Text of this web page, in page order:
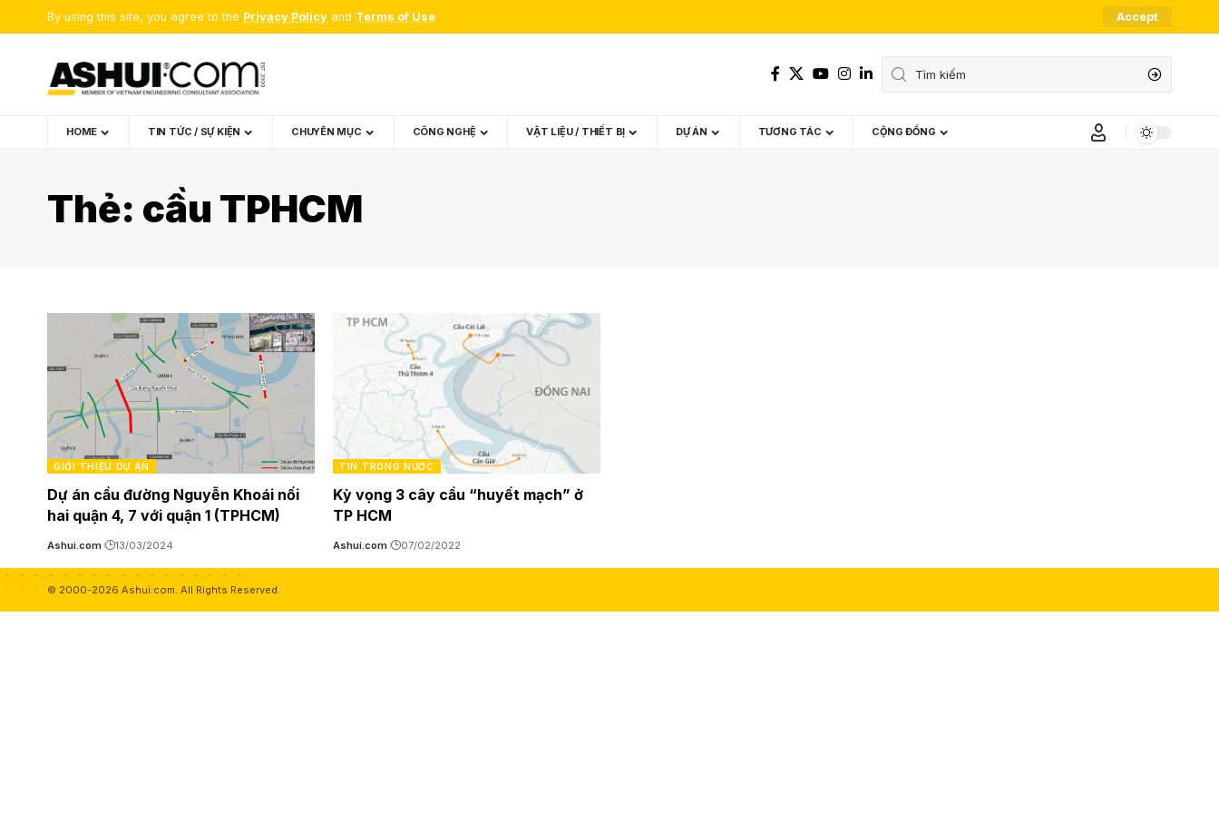
By using this site, you agree to the Privacy Policy and Terms of Use. Accept
HOME TIN TỨC / SỰ KIỆN CHUYÊN MỤC CÔNG NGHỆ VẬT LIỆU / THIẾT BỊ DỰ ÁN TƯƠNG TÁC CỘNG ĐỒNG
Thẻ: cầu TPHCM
GIỚI THIỆU DỰ ÁN
Dự án cầu đường Nguyễn Khoái nối
hai quận 4, 7 với quận 1 (TPHCM)
Ashui.com 13/03/2024
TIN TRONG NƯỚC
Kỳ vọng 3 cây cầu “huyết mạch” ở
TP HCM
Ashui.com 07/02/2022
© 2000-2026 Ashui.com. All Rights Reserved.